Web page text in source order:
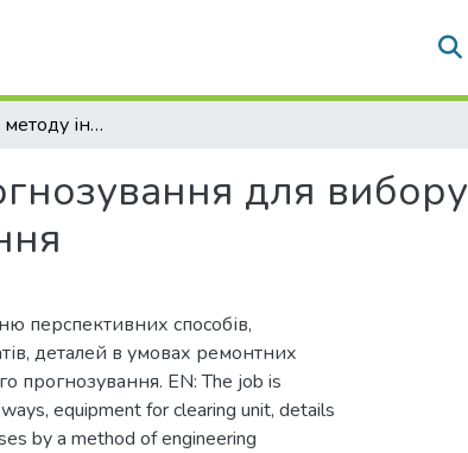
Застосування методу інженерного прогнозування для вибору способів очищення, мийного обладнання
для вибору
перспективних способів,
деталей в умовах ремонтних
прогнозування. EN: The job is
equipment for clearing unit, details
by a method of engineering